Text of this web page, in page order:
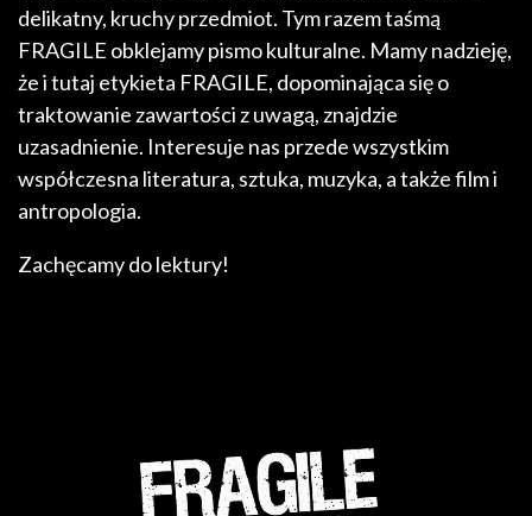
delikatny, kruchy przedmiot. Tym razem taśmą
FRAGILE obklejamy pismo kulturalne. Mamy nadzieję,
że i tutaj etykieta FRAGILE, dopominająca się o
traktowanie zawartości z uwagą, znajdzie
uzasadnienie. Interesuje nas przede wszystkim
współczesna literatura, sztuka, muzyka, a także film i
antropologia.
Zachęcamy do lektury!